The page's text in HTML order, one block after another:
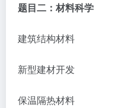
题目二：材料科学
建筑结构材料
新型建材开发
保温隔热材料